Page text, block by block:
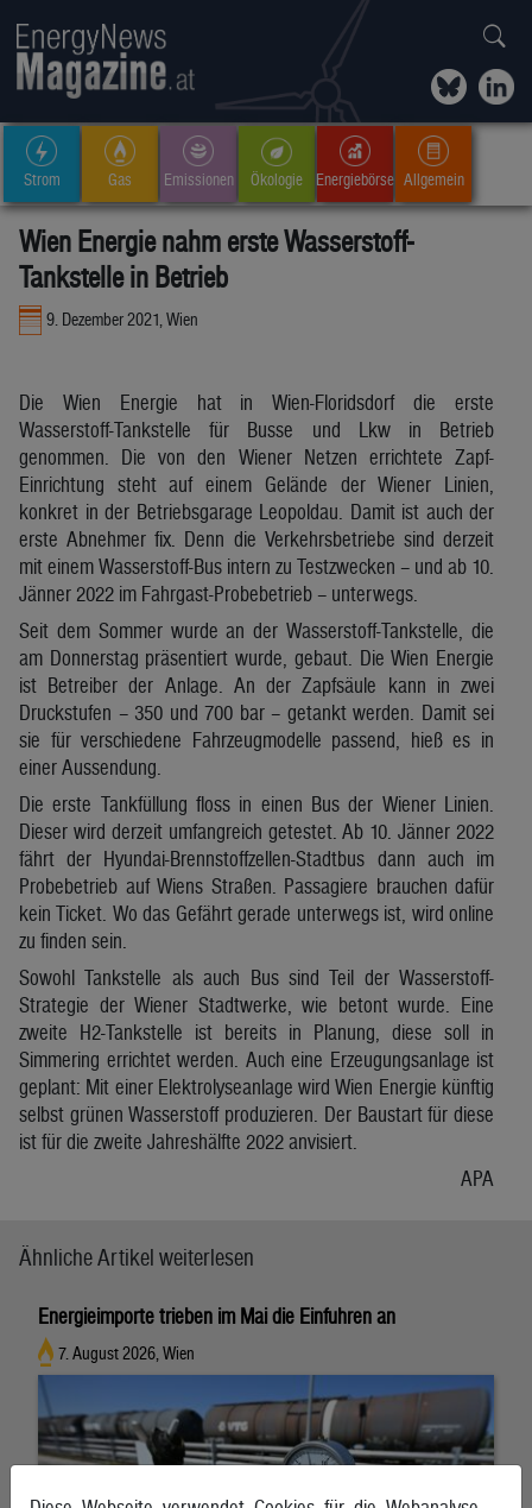
Strom Gas Emissionen Ökologie Energiebörse Allgemein
Wien Energie nahm erste Wasserstoff-
Tankstelle in Betrieb
9. Dezember 2021, Wien
Die Wien Energie hat in Wien-Floridsdorf die erste
Wasserstoff-Tankstelle für Busse und Lkw in Betrieb
genommen. Die von den Wiener Netzen errichtete Zapf-
Einrichtung steht auf einem Gelände der Wiener Linien,
konkret in der Betriebsgarage Leopoldau. Damit ist auch der
erste Abnehmer fix. Denn die Verkehrsbetriebe sind derzeit
mit einem Wasserstoff-Bus intern zu Testzwecken – und ab 10.
Jänner 2022 im Fahrgast-Probebetrieb – unterwegs.
Seit dem Sommer wurde an der Wasserstoff-Tankstelle, die
am Donnerstag präsentiert wurde, gebaut. Die Wien Energie
ist Betreiber der Anlage. An der Zapfsäule kann in zwei
Druckstufen – 350 und 700 bar – getankt werden. Damit sei
sie für verschiedene Fahrzeugmodelle passend, hieß es in
einer Aussendung.
Die erste Tankfüllung floss in einen Bus der Wiener Linien.
Dieser wird derzeit umfangreich getestet. Ab 10. Jänner 2022
fährt der Hyundai-Brennstoffzellen-Stadtbus dann auch im
Probebetrieb auf Wiens Straßen. Passagiere brauchen dafür
kein Ticket. Wo das Gefährt gerade unterwegs ist, wird online
zu finden sein.
Sowohl Tankstelle als auch Bus sind Teil der Wasserstoff-
Strategie der Wiener Stadtwerke, wie betont wurde. Eine
zweite H2-Tankstelle ist bereits in Planung, diese soll in
Simmering errichtet werden. Auch eine Erzeugungsanlage ist
geplant: Mit einer Elektrolyseanlage wird Wien Energie künftig
selbst grünen Wasserstoff produzieren. Der Baustart für diese
ist für die zweite Jahreshälfte 2022 anvisiert.
APA
Ähnliche Artikel weiterlesen
Energieimporte trieben im Mai die Einfuhren an
7. August 2026, Wien